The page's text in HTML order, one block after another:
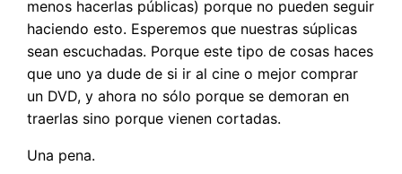
menos hacerlas públicas) porque no pueden seguir
haciendo esto. Esperemos que nuestras súplicas
sean escuchadas. Porque este tipo de cosas haces
que uno ya dude de si ir al cine o mejor comprar
un DVD, y ahora no sólo porque se demoran en
traerlas sino porque vienen cortadas.
Una pena.